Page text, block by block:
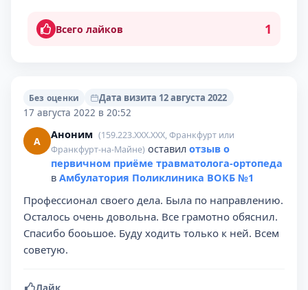
Всего лайков 1
Без оценки
Дата визита 12 августа 2022
17 августа 2022 в 20:52
А Аноним (159.223.XXX.XXX, Франкфурт или
Франкфурт-на-Майне) оставил отзыв о
первичном приёме травматолога-ортопеда
в Амбулатория Поликлиника ВОКБ №1
Профессионал своего дела. Была по направлению.
Осталось очень довольна. Все грамотно обяснил.
Спасибо бооьшое. Буду ходить только к ней. Всем
советую.